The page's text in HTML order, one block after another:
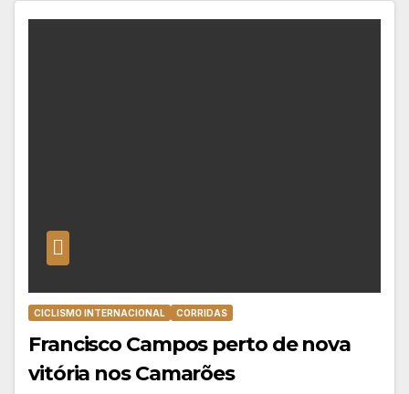
CICLISMO INTERNACIONAL CORRIDAS
Francisco Campos perto de nova
vitória nos Camarões